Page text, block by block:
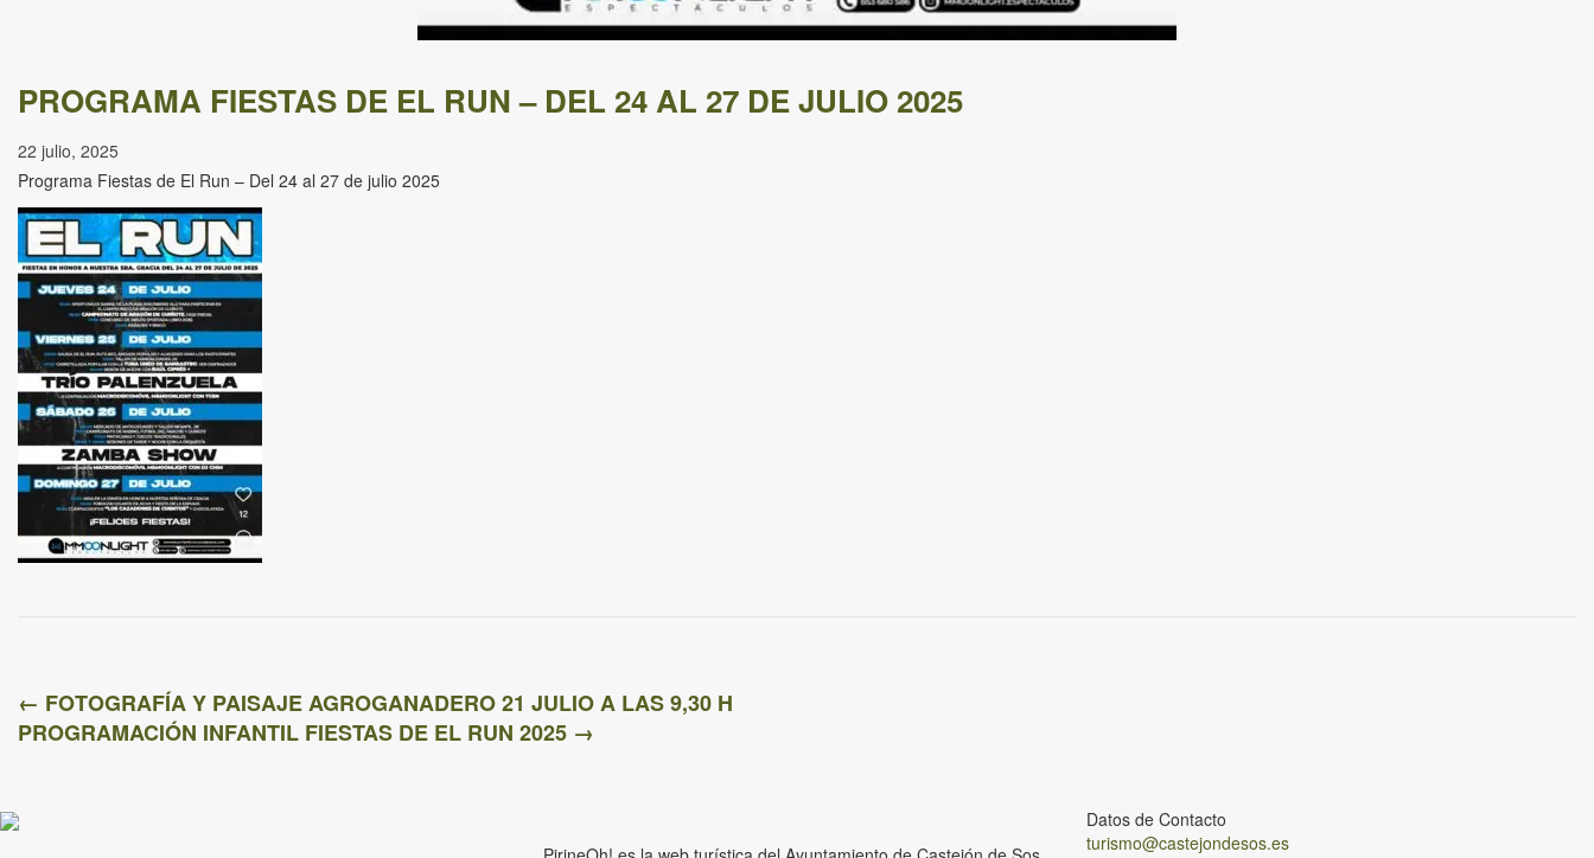
PROGRAMA FIESTAS DE EL RUN – DEL 24 AL 27 DE JULIO 2025
22 julio, 2025
Programa Fiestas de El Run – Del 24 al 27 de julio 2025
← FOTOGRAFÍA Y PAISAJE AGROGANADERO 21 JULIO A LAS 9,30 H
PROGRAMACIÓN INFANTIL FIESTAS DE EL RUN 2025 →
Datos de Contacto
turismo@castejondesos.es